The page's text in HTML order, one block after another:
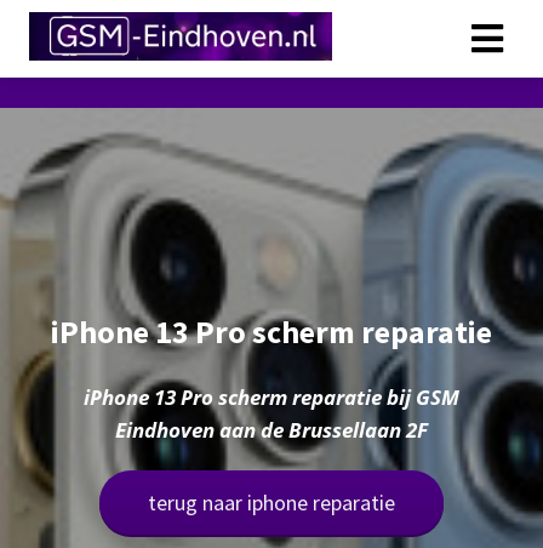
iPhone 13 Pro scherm reparatie
iPhone 13 Pro scherm reparatie bij GSM
Eindhoven aan de Brussellaan 2F
terug naar iphone reparatie